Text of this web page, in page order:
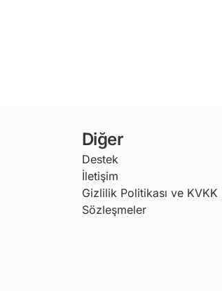
Diğer
Destek
İletişim
Gizlilik Politikası ve KVKK
Sözleşmeler